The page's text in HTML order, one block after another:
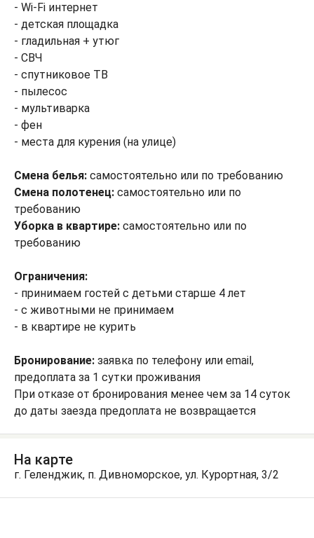
- Wi-Fi интернет
- детская площадка
- гладильная + утюг
- СВЧ
- спутниковое ТВ
- пылесос
- мультиварка
- фен
- места для курения (на улице)
Смена белья: самостоятельно или по требованию
Смена полотенец: самостоятельно или по
требованию
Уборка в квартире: самостоятельно или по
требованию
Ограничения:
- принимаем гостей с детьми старше 4 лет
- с животными не принимаем
- в квартире не курить
Бронирование: заявка по телефону или email,
предоплата за 1 сутки проживания
При отказе от бронирования менее чем за 14 суток
до даты заезда предоплата не возвращается
На карте
г. Геленджик, п. Дивноморское, ул. Курортная, 3/2